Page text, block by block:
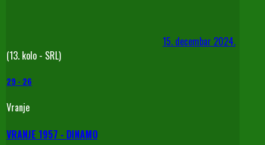
15. decembar 2024.
(13. kolo - SRL)
29 - 26
Vranje
VRANJE 1957 - DINAMO